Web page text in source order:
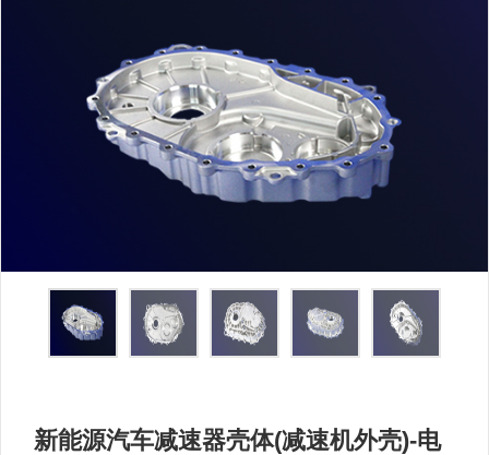
新能源汽车减速器壳体(减速机外壳)-电